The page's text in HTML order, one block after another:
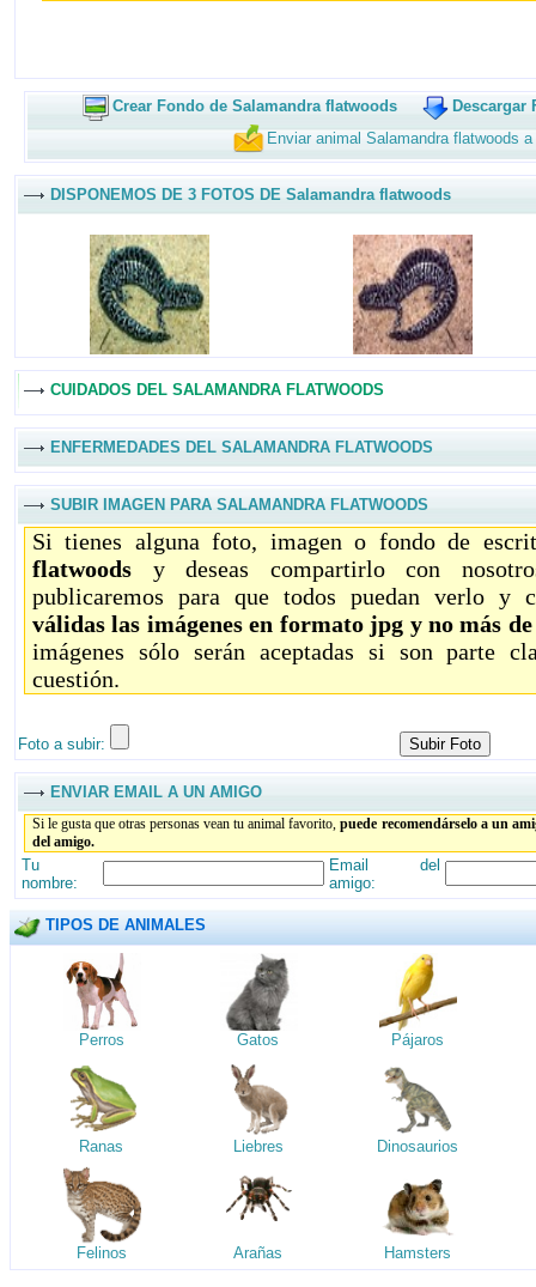
Crear Fondo de Salamandra flatwoods
Descargar
Enviar animal Salamandra flatwoods
DISPONEMOS DE 3 FOTOS DE Salamandra flatwoods
CUIDADOS DEL SALAMANDRA FLATWOODS
ENFERMEDADES DEL SALAMANDRA FLATWOODS
SUBIR IMAGEN PARA SALAMANDRA FLATWOODS
Si tienes alguna foto, imagen o fondo de
flatwoods y deseas compartirlo con
publicaremos para que todos puedan verlo y
válidas las imágenes en formato jpg y no más
imágenes sólo serán aceptadas si son parte
cuestión.
Foto a subir:
ENVIAR EMAIL A UN AMIGO
Si le gusta que otras personas vean tu animal favorito,puede recomendárselo a un
del amigo.
Tu
nombre:
Email del
amigo:
TIPOS DE ANIMALES
Perros Gatos Pájaros
Ranas Liebres Dinosaurios
Felinos Arañas Hamsters